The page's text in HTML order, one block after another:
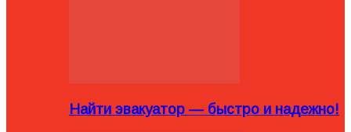
Найти эвакуатор — быстро и надежно!